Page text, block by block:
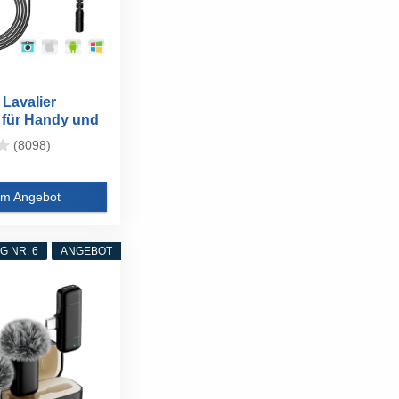
Handy und
(8098)
Angebot
ANGEBOT
NR. 6